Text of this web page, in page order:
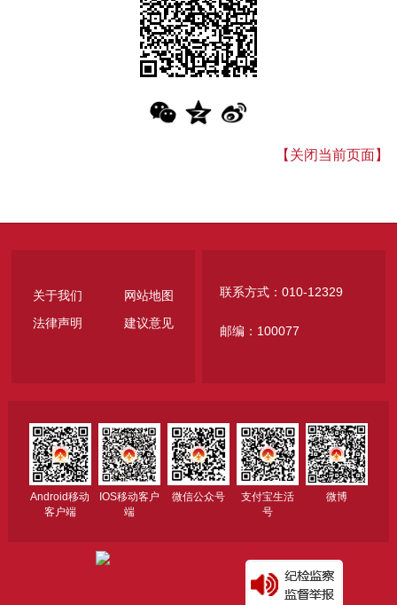
【关闭当前页面】
关于我们
网站地图
法律声明
建议意见
联系方式：010-12329
邮编：100077
Android移动
客户端
IOS移动客户
端
微信公众号
支付宝生活
号
微博